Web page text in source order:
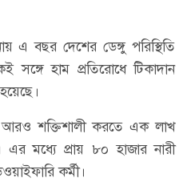
এ বছর দেশের ডেঙ্গু পরিস্থিতি
হাম প্রতিরোধে টিকাদান
আরও শক্তিশালী করতে এক লাখ
এর মধ্যে প্রায় ৮০ হাজার নারী
কর্মী।